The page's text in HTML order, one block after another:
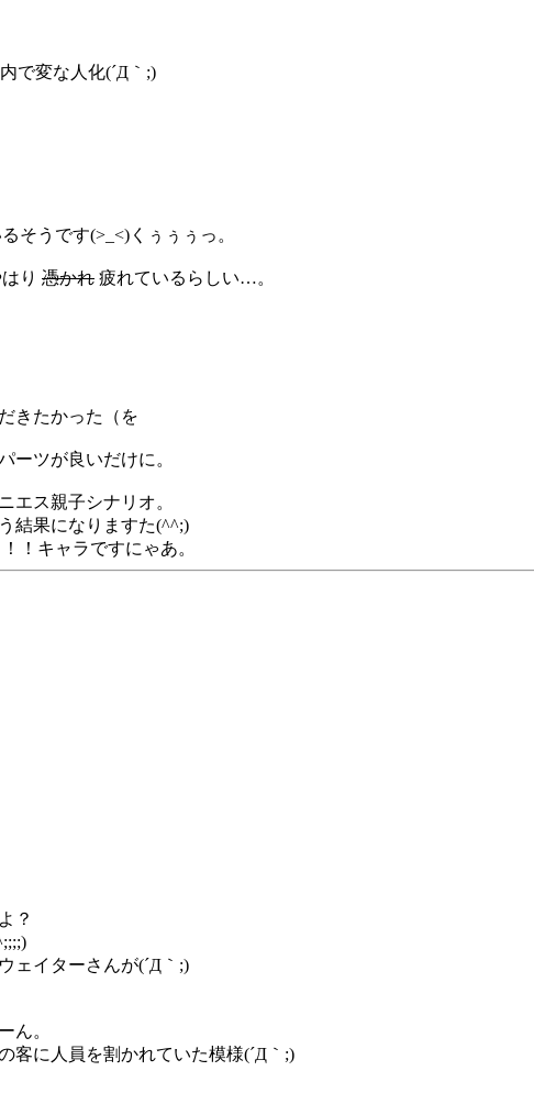
で変な人化(´Д｀;)
そうです(>_<)くぅぅぅっ。
り 憑かれ 疲れているらしい…。
きたかった（を
ーツが良いだけに。
エス親子シナリオ。
結果になりますた(^^;)
！キャラですにゃあ。
？
ェイターさんが(´Д｀;)
ん。
客に人員を割かれていた模様(´Д｀;)